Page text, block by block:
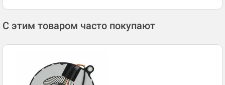
С этим товаром часто покупают